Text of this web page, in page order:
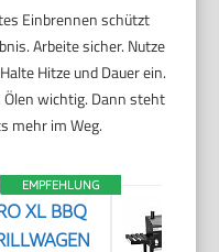
Einbrennen schützt
Arbeite sicher. Nutze
Hitze und Dauer ein.
Ölen wichtig. Dann steht
mehr im Weg.
EMPFEHLUNG
XL BBQ